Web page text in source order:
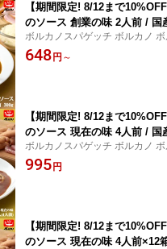
【期間限定! 8/12まで
のソース 創業の味 2人前 / 国
パスタソース あんかけスパ あ
スタ あんかけソース あんかけ
ボルカノスパゲッチ ボルカノ ボ
タ
648 円 ～
【期間限定! 8/12まで
のソース 現在の味 4人前 / 国
パスタソース あんかけスパ あ
スタ あんかけソース あんかけ
ボルカノスパゲッチ ボルカノ ボ
タ
995 円
【期間限定! 8/12まで
のソース 現在の味 4人前×12